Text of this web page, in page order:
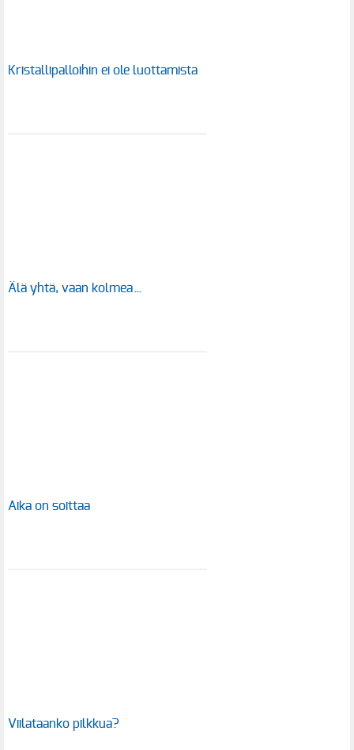
Kristallipalloihin ei ole luottamista
Älä yhtä, vaan kolmea…
Aika on soittaa
Viilataanko pilkkua?